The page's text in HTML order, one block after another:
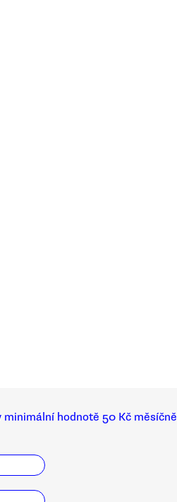
hodnotě 50 Kč měsíčně